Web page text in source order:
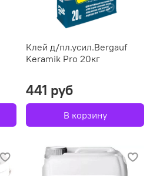
Клей д/пл.усил.Bergauf
Keramik Pro 20кг
441 руб
В корзину